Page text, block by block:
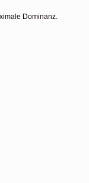
Dominanz.